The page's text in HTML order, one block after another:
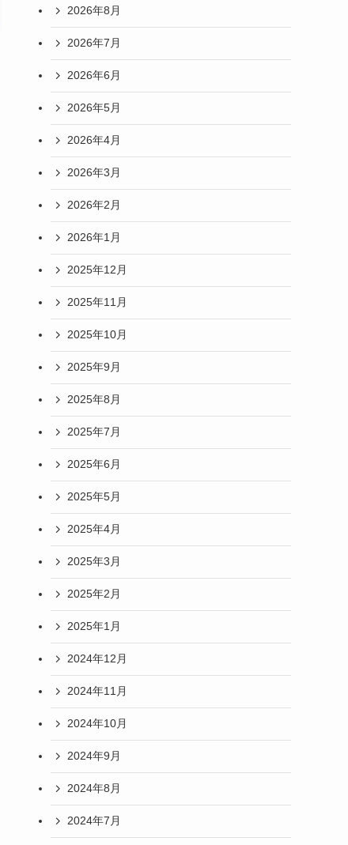
2026年8月
2026年7月
2026年6月
2026年5月
2026年4月
2026年3月
2026年2月
2026年1月
2025年12月
2025年11月
2025年10月
2025年9月
2025年8月
2025年7月
2025年6月
2025年5月
2025年4月
2025年3月
2025年2月
2025年1月
2024年12月
2024年11月
2024年10月
2024年9月
2024年8月
2024年7月